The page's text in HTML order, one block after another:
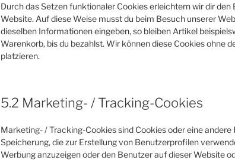
Durch das Setzen funktionaler Cookies erleichtern wir dir den
Website. Auf diese Weise musst du beim Besuch unserer
dieselben Informationen eingeben, so bleiben Artikel
Warenkorb, bis du bezahlst. Wir können diese Cookies ohne
platzieren.
5.2 Marketing- / Tracking-Cookies
Marketing- / Tracking-Cookies sind Cookies oder eine andere
Speicherung, die zur Erstellung von Benutzerprofilen
Werbung anzuzeigen oder den Benutzer auf dieser Website